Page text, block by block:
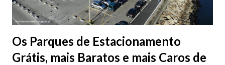
Os Parques de Estacionamento
Grátis, mais Baratos e mais Caros de